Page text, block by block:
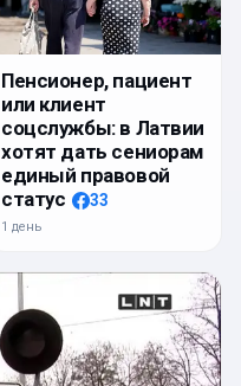
Пенсионер, пациент
или клиент
соцслужбы: в Латвии
хотят дать сениорам
единый правовой
статус
33
1 день